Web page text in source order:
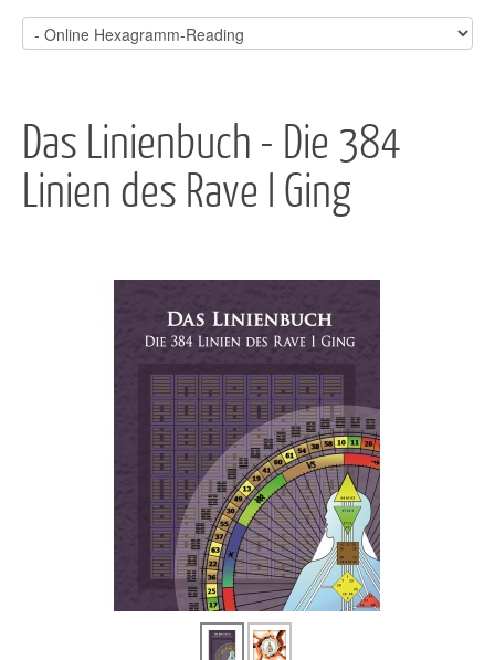
Das Linienbuch - Die 384
Linien des Rave I Ging